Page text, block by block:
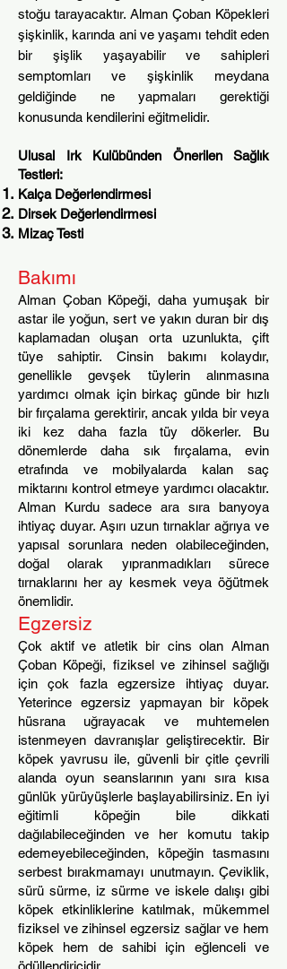
stoğu tarayacaktır. Alman Çoban Köpekleri
şişkinlik, karında ani ve yaşamı tehdit eden
bir şişlik yaşayabilir ve sahipleri
semptomları ve şişkinlik meydana
geldiğinde ne yapmaları gerektiği
konusunda kendilerini eğitmelidir.
Ulusal Irk Kulübünden Önerilen Sağlık
Testleri:
Kalça Değerlendirmesi
Dirsek Değerlendirmesi
Mizaç Testi
Bakımı
Alman Çoban Köpeği, daha yumuşak bir
astar ile yoğun, sert ve yakın duran bir dış
kaplamadan oluşan orta uzunlukta, çift
tüye sahiptir. Cinsin bakımı kolaydır,
genellikle gevşek tüylerin alınmasına
yardımcı olmak için birkaç günde bir hızlı
bir fırçalama gerektirir, ancak yılda bir veya
iki kez daha fazla tüy dökerler. Bu
dönemlerde daha sık fırçalama, evin
etrafında ve mobilyalarda kalan saç
miktarını kontrol etmeye yardımcı olacaktır.
Alman Kurdu sadece ara sıra banyoya
ihtiyaç duyar. Aşırı uzun tırnaklar ağrıya ve
yapısal sorunlara neden olabileceğinden,
doğal olarak yıpranmadıkları sürece
tırnaklarını her ay kesmek veya öğütmek
önemlidir.
Egzersiz
Çok aktif ve atletik bir cins olan Alman
Çoban Köpeği, fiziksel ve zihinsel sağlığı
için çok fazla egzersize ihtiyaç duyar.
Yeterince egzersiz yapmayan bir köpek
hüsrana uğrayacak ve muhtemelen
istenmeyen davranışlar geliştirecektir. Bir
köpek yavrusu ile, güvenli bir çitle çevrili
alanda oyun seanslarının yanı sıra kısa
günlük yürüyüşlerle başlayabilirsiniz. En iyi
eğitimli köpeğin bile dikkati
dağılabileceğinden ve her komutu takip
edemeyebileceğinden, köpeğin tasmasını
serbest bırakmamayı unutmayın. Çeviklik,
sürü sürme, iz sürme ve iskele dalışı gibi
köpek etkinliklerine katılmak, mükemmel
fiziksel ve zihinsel egzersiz sağlar ve hem
köpek hem de sahibi için eğlenceli ve
ödüllendiricidir.